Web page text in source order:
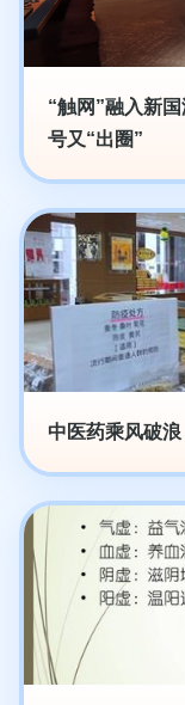
“触网”融入新
号又“出圈”
中医药乘风破